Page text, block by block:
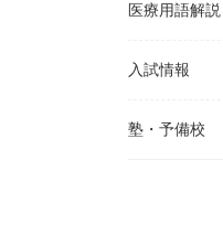
医療用語解説
入試情報
塾・予備校